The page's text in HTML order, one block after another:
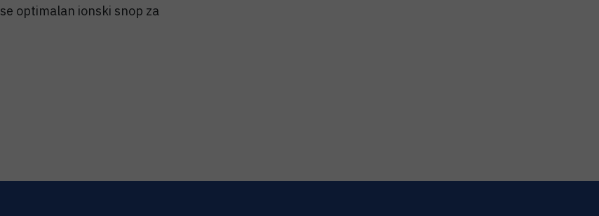
optimalan ionski snop za